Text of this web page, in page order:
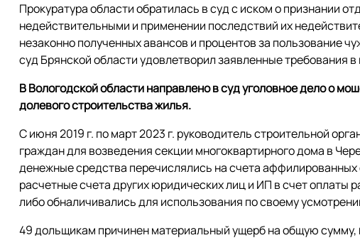
Прокуратура области обратилась в суд с иском о признании
недействительными и применении последствий их
незаконно полученных авансов и процентов за пользование
суд Брянской области удовлетворил заявленные требования
В Вологодской области направлено в суд уголовное дело о
долевого строительства жилья.
С июня 2019 г. по март 2023 г. руководитель строительной
граждан для возведения секции многоквартирного дома в
денежные средства перечислялись на счета
расчетные счета других юридических лиц и ИП в счет оплаты
либо обналичивались для использования по своему
49 дольщикам причинен материальный ущерб на общую сумму,